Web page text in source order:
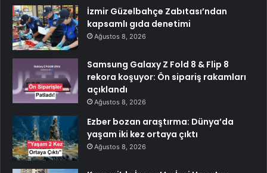
İzmir Güzelbahçe Zabıtası’ndan
kapsamlı gıda denetimi
Ağustos 8, 2026
Samsung Galaxy Z Fold 8 & Flip 8
rekora koşuyor: Ön sipariş rakamları
açıklandı
Ağustos 8, 2026
Ezber bozan araştırma: Dünya’da
yaşam iki kez ortaya çıktı
Ağustos 8, 2026